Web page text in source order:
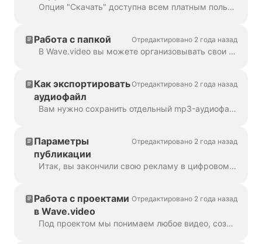
видео
Опция "Скачать" доступна всем платным пользователям wave.video. Для того чтобы загрузить свое видео, вам нужно выполнить 2 простых шага: Вариант A: Шаг ...
Работа с папкой Отредактировано 2 года назад
В Wave.video вы можете организовывать свои проекты в папки. Так удобнее осуществлять поиск по проектам. Для того чтобы создать новую ф...
Как экспортировать
аудиофайл
Отредактировано 2 года назад
Вам нужно сохранить отдельный mp3-аудиофайл из видео для подкаста или просто использовать его в качестве закадрового голоса? Это легко с помощью wave.video! Сначала...
Параметры
публикации
Отредактировано 2 года назад
Итак, вы закончили свою рекламу в цифровом маркетинге и готовы поделиться ею с миром. Что теперь? Пора публиковать! В курсе Wave.video...
Работа с проектами
в Wave.video
Отредактировано 2 года назад
Под проектом мы понимаем любое видео, созданное в Wave.video. Вот как можно создать новый проект. Вы можете выбрать и настроить шаблон видео на странице...